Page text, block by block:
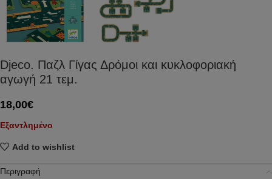
Djeco. Παζλ Γίγας Δρόμοι και κυκλοφοριακή
αγωγή 21 τεμ.
18,00€
Εξαντλημένο
Add to wishlist
Περιγραφή